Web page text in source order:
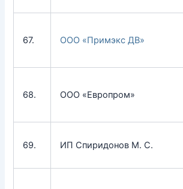
67. ООО «Примэкс ДВ»
68. ООО «Европром»
69. ИП Спиридонов М. С.